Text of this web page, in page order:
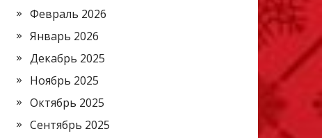
Февраль 2026
Январь 2026
Декабрь 2025
Ноябрь 2025
Октябрь 2025
Сентябрь 2025